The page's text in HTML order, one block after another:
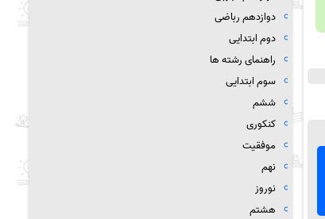
دوازدهم رباضی
دوم ابتدایی
راهنمای رشته ها
سوم ابتدایی
ششم
کنکوری
موفقیت
نهم
نوروز
هشتم